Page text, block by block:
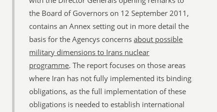
the Board of Governors on 12 September 2011,
contains an Annex setting out in more detail the
basis for the Agencys concernsabout possible
military dimensions to Irans nuclear
programme. The report focuses on those areas
where Iran has not fully implemented its binding
obligations, as the full implementation of these
obligations is needed to establish international